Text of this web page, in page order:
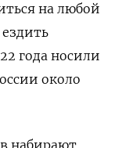
на любой
года носили
около